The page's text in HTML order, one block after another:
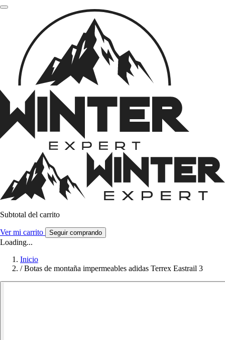
Subtotal del carrito
Ver mi carrito Seguir comprando
Loading...
Inicio
/ Botas de montaña impermeables adidas Terrex Eastrail 3